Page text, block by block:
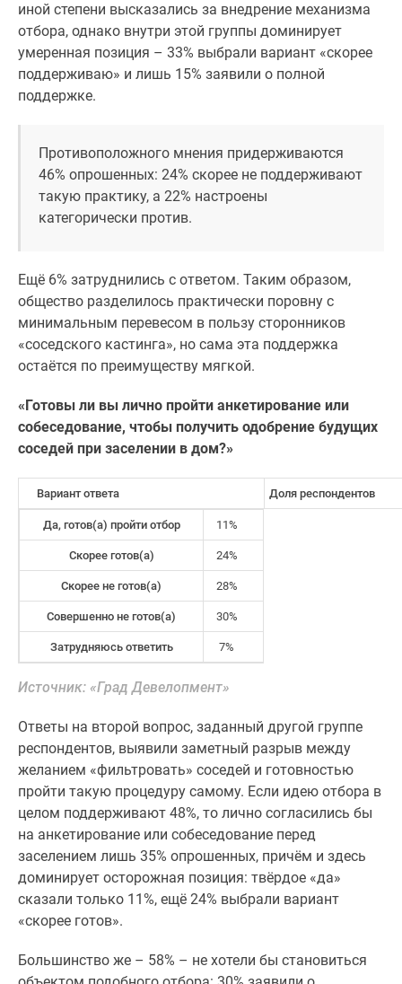
авторы
проекте
Контакты
Машино-
#траншевая
ипотека
#рассрочка
ИТ-
ипотека
скидками
41%
Видео
новостроек
Субсидированная
застройщиком
Поиск
Москве
Программа
Москве
Новостройки
премиум-
бизнес-
Рассрочка
Траншевая
ипотека
иной степени высказались за внедрение механизма
отбора, однако внутри этой группы доминирует
умеренная позиция – 33% выбрали вариант «скорее
поддерживаю» и лишь 15% заявили о полной
поддержке.
Противоположного мнения придерживаются
46% опрошенных: 24% скорее не поддерживают
такую практику, а 22% настроены
категорически против.
Ещё 6% затруднились с ответом. Таким образом,
общество разделилось практически поровну с
минимальным перевесом в пользу сторонников
«соседского кастинга», но сама эта поддержка
остаётся по преимуществу мягкой.
«Готовы ли вы лично пройти анкетирование или
собеседование, чтобы получить одобрение будущих
соседей при заселении в дом?»
Вариант ответа Доля респондентов
Да, готов(а) пройти отбор 11%
Скорее готов(а) 24%
Скорее не готов(а) 28%
Совершенно не готов(а) 30%
Затрудняюсь ответить 7%
Источник: «Град Девелопмент»
Ответы на второй вопрос, заданный другой группе
респондентов, выявили заметный разрыв между
желанием «фильтровать» соседей и готовностью
пройти такую процедуру самому. Если идею отбора в
целом поддерживают 48%, то лично согласились бы
на анкетирование или собеседование перед
заселением лишь 35% опрошенных, причём и здесь
доминирует осторожная позиция: твёрдое «да»
сказали только 11%, ещё 24% выбрали вариант
«скорее готов».
Большинство же – 58% – не хотели бы становиться